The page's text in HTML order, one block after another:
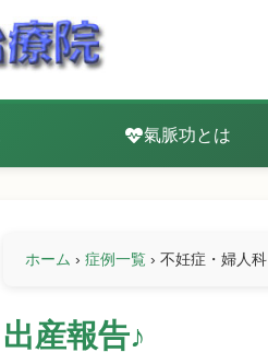
氣脈功とは
ホーム › 症例一覧 › 不妊症・婦人科
出産報告♪